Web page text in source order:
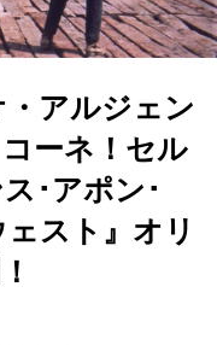
アルジェン
ーネ！セル
･アポン･
スト』オリ